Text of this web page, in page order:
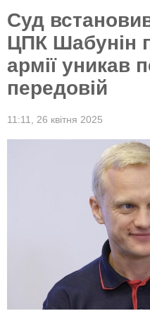
Суд
ЦПК Шабунін
армії уникав
передовій
11:11, 26 квітня 2025